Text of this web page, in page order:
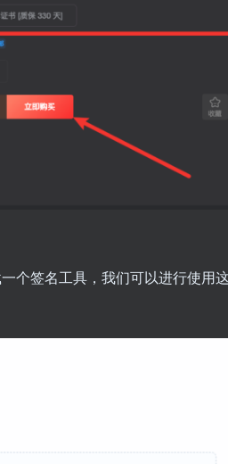
个签名工具，我们可以进行使用